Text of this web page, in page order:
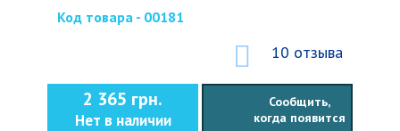
Код товара - 00181
10 отзыва
2 365 грн.
Нет в наличии
Сообщить,
когда появится